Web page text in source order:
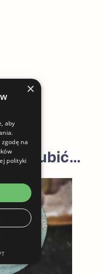
polubić…
×
aby
na
polityki